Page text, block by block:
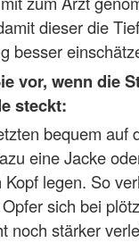
dieser die
besser
vor, wenn die
steckt:
bequem auf
eine Jacke
Kopf legen. So
sich bei
noch stärker